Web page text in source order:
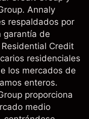
Annaly
respaldados por
garantía de
Credit
residenciales
los mercados de
enteros.
proporciona
medio